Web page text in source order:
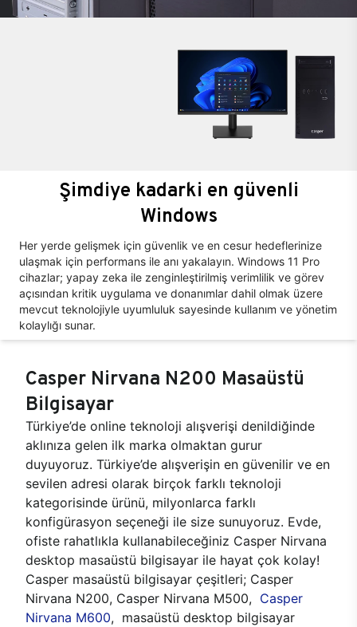
Şimdiye kadarki en güvenli
Windows
Her yerde gelişmek için güvenlik ve en cesur hedeflerinize
ulaşmak için performans ile anı yakalayın. Windows 11 Pro
cihazlar; yapay zeka ile zenginleştirilmiş verimlilik ve görev
açısından kritik uygulama ve donanımlar dahil olmak üzere
mevcut teknolojiyle uyumluluk sayesinde kullanım ve yönetim
kolaylığı sunar.
Casper Nirvana N200 Masaüstü
Bilgisayar
Türkiye’de online teknoloji alışverişi denildiğinde
aklınıza gelen ilk marka olmaktan gurur
duyuyoruz. Türkiye’de alışverişin en güvenilir ve en
sevilen adresi olarak birçok farklı teknoloji
kategorisinde ürünü, milyonlarca farklı
konfigürasyon seçeneği ile size sunuyoruz. Evde,
ofiste rahatlıkla kullanabileceğiniz Casper Nirvana
desktop masaüstü bilgisayar ile hayat çok kolay!
Casper masaüstü bilgisayar çeşitleri; Casper
Nirvana N200, Casper Nirvana M500, Casper
Nirvana M600, masaüstü desktop bilgisayar